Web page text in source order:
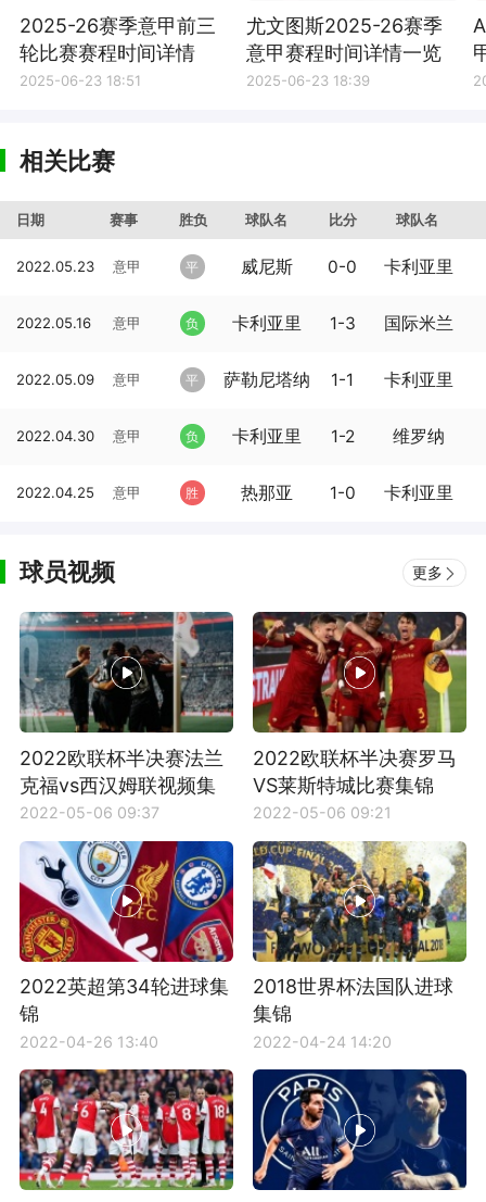
2025-26赛季意甲前三
轮比赛赛程时间详情
2025-06-23 18:51
尤文图斯2025-26赛季
意甲赛程时间详情一览
2025-06-23 18:39
相关比赛
日期 赛事 胜负 球队名 比分 球队名
2022.05.23 意甲 平 威尼斯 0-0 卡利亚里
2022.05.16 意甲 负 卡利亚里 1-3 国际米兰
2022.05.09 意甲 平 萨勒尼塔纳 1-1 卡利亚里
2022.04.30 意甲 负 卡利亚里 1-2 维罗纳
2022.04.25 意甲 胜 热那亚 1-0 卡利亚里
球员视频 更多
2022欧联杯半决赛法兰
克福vs西汉姆联视频集
锦
2022-05-06 09:37
2022欧联杯半决赛罗马
VS莱斯特城比赛集锦
2022-05-06 09:21
2022英超第34轮进球集
锦
2022-04-26 13:40
2018世界杯法国队进球
集锦
2022-04-24 14:20